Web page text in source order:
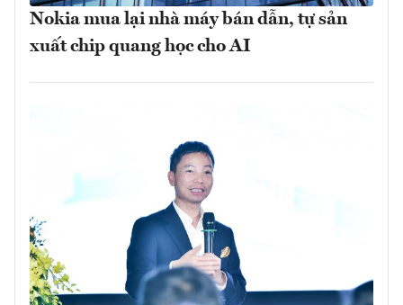
Nokia mua lại nhà máy bán dẫn, tự sản
xuất chip quang học cho AI